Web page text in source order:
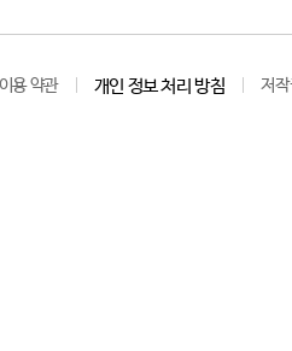
이용 약관 개인 정보 처리 방침 저